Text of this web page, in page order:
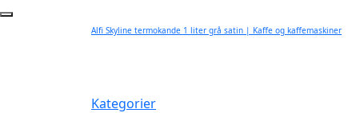
Alfi Skyline termokande 1 liter grå satin | Kaffe og kaffemaskiner
Kategorier